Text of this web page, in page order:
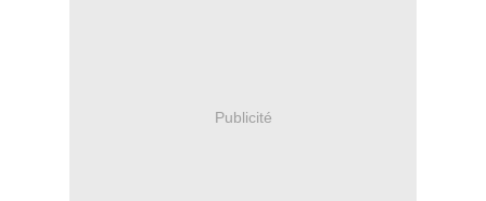
Publicité